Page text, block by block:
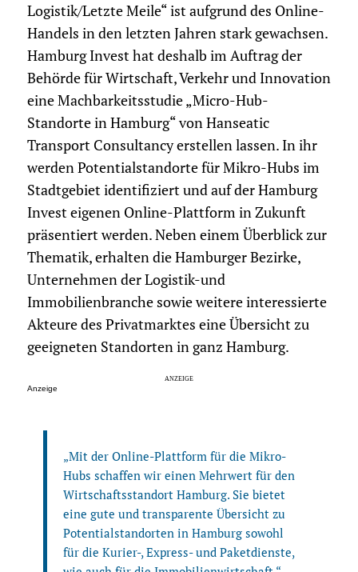
Logistik/Letzte Meile“ ist aufgrund des Online-
Handels in den letzten Jahren stark gewachsen.
Hamburg Invest hat deshalb im Auftrag der
Behörde für Wirtschaft, Verkehr und Innovation
eine Machbarkeitsstudie „Micro-Hub-
Standorte in Hamburg“ von Hanseatic
Transport Consultancy erstellen lassen. In ihr
werden Potentialstandorte für Mikro-Hubs im
Stadtgebiet identifiziert und auf der Hamburg
Invest eigenen Online-Plattform in Zukunft
präsentiert werden. Neben einem Überblick zur
Thematik, erhalten die Hamburger Bezirke,
Unternehmen der Logistik-und
Immobilienbranche sowie weitere interessierte
Akteure des Privatmarktes eine Übersicht zu
geeigneten Standorten in ganz Hamburg.
Anzeige
„Mit der Online-Plattform für die Mikro-
Hubs schaffen wir einen Mehrwert für den
Wirtschaftsstandort Hamburg. Sie bietet
eine gute und transparente Übersicht zu
Potentialstandorten in Hamburg sowohl
für die Kurier-, Express- und Paketdienste,